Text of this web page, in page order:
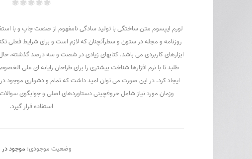
لورم ایپسوم متن ساختگی با تولید سادگی نامفهوم از صنعت چاپ و با
روزنامه و مجله در ستون و سطرآنچنان که لازم است و برای شرایط فعلی
ابزارهای کاربردی می باشد. کتابهای زیادی در شصت و سه درصد گذشته،
طلبد تا با نرم افزارها شناخت بیشتری را برای طراحان رایانه ای علی
ایجاد کرد. در این صورت می توان امید داشت که تمام و دشواری موجود
وزمان مورد نیاز شامل حروفچینی دستاوردهای اصلی و جوابگوی
استفاده قرار گیرد.
وضعیت موجودی: موجود در